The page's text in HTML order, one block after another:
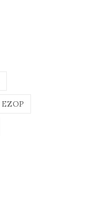
EZOP